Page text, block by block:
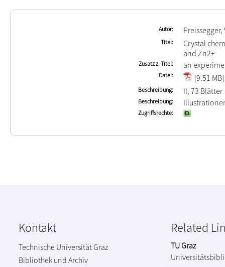
Autor
Titel
Crystal
and Zn2+
Zusatz z. Titel an
Datei [9.51 MB]
Beschreibung II, 73 Blätter
Beschreibung
Zugriffsrechte
Kontakt
Technische Universität Graz
Bibliothek und Archiv
Related
TU Graz